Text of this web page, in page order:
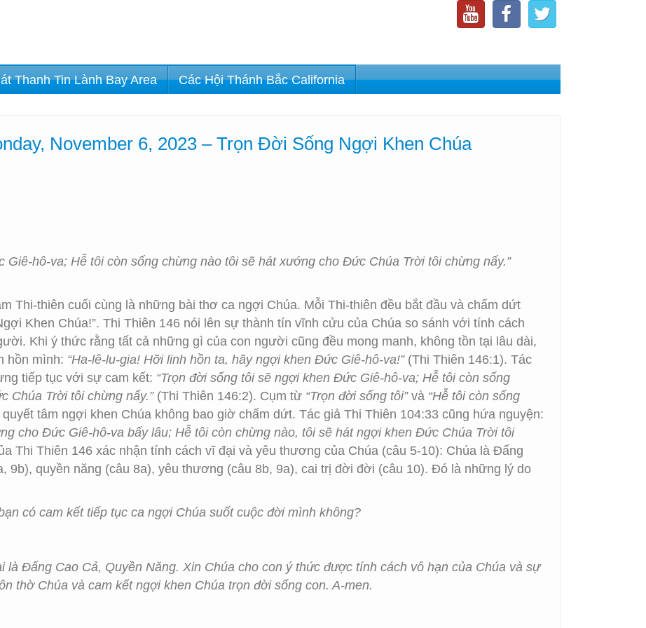
Thanh Tin Lành Bay Area Các Hội Thánh Bắc California
November 6, 2023 – Trọn Đời Sống Ngợi Khen Chúa
Giê-hô-va; Hễ tôi còn sống chừng nào tôi sẽ hát xướng cho Đức Chúa Trời tôi chừng nấy.”
Thi-thiên cuối cùng là những bài thơ ca ngợi Chúa. Mỗi Thi-thiên đều bắt đầu và chấm dứt
Khen Chúa!”. Thi Thiên 146 nói lên sự thành tín vĩnh cửu của Chúa so sánh với tính cách
Khi ý thức rằng tất cả những gì của con người cũng đều mong manh, không tồn tại lâu dài,
hồn mình: “Ha-lê-lu-gia! Hỡi linh hồn ta, hãy ngợi khen Đức Giê-hô-va!”(Thi Thiên 146:1). Tác
tiếp tục với sự cam kết: “Trọn đời sống tôi sẽ ngợi khen Đức Giê-hô-va; Hễ tôi còn sống
Chúa Trời tôi chừng nấy.” (Thi Thiên 146:2). Cụm từ “Trọn đời sống tôi”và “Hễ tôi còn sống
tâm ngợi khen Chúa không bao giờ chấm dứt. Tác giả Thi Thiên 104:33 cũng hứa nguyện:
cho Đức Giê-hô-va bấy lâu; Hễ tôi còn chừng nào, tôi sẽ hát ngợi khen Đức Chúa Trời tôi
Thi Thiên 146 xác nhận tính cách vĩ đại và yêu thương của Chúa (câu 5-10): Chúa là Đấng
9b), quyền năng (câu 8a), yêu thương (câu 8b, 9a), cai trị đời đời (câu 10). Đó là những lý do
có cam kết tiếp tục ca ngợi Chúa suốt cuộc đời mình không?
là Đấng Cao Cả, Quyền Năng. Xin Chúa cho con ý thức được tính cách vô hạn của Chúa và sự
thờ Chúa và cam kết ngợi khen Chúa trọn đời sống con. A-men.